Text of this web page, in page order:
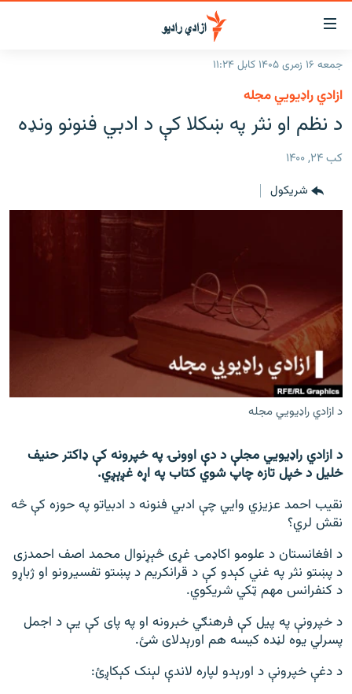
د
لاسرسۍ
وړ
لېنکونه
اصلي
متن
ورتلل
ته
ته
مراجعه
راپورونه
افغانستان
سیمه
منځنی ختیځ
افغانستان
نړۍ
د خپرونو جدول
مرکې
د کډوالۍ بحران
'کووېډ-۱۹'
اړیکه
دري پاڼه
راسره ملګري شئ
د ازادې اروپا/ ازادي راډيو ټولې پاڼې
جمعه ۱۶ زمری ۱۴۰۵ کابل ۱۱:۲۴
ازادي راډیويي مجله
د نظم او نثر په ښکلا کې د ادبي فنونو ونډه
کب ۲۴, ۱۴۰۰
شريکول
د ازادي راډیويي مجله
د ازادي راډيويي مجلې د دې اوونۍ په خپرونه کې ډاکتر حنیف
خلیل د خپل تازه چاپ شوي کتاب په اړه غږېږي.
نقیب احمد عزیزي وايي چې ادبي فنونه د ادبیاتو په حوزه کې څه
نقش لري؟
د افغانستان د علومو اکاډمۍ غړی څېړنوال محمد اصف احمدزی
د پښتو نثر په غني کېدو کې د قرانکریم د پښتو تفسیرونو او ژباړو
د کنفرانس مهم ټکي شریکوي.
د خپرونې په پیل کې فرهنګي خبرونه او په پای کې یې د اجمل
پسرلي یوه لڼده کیسه هم اورېدلای شئ.
د دغې خپرونې د اورېدو لپاره لاندې لېنک کېکاږئ: